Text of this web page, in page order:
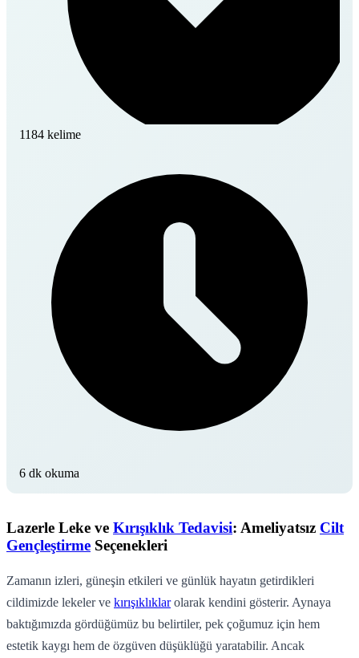
1184 kelime
6 dk okuma
Lazerle Leke ve Kırışıklık Tedavisi: Ameliyatsız Cilt
Gençleştirme Seçenekleri
Zamanın izleri, güneşin etkileri ve günlük hayatın getirdikleri
cildimizde lekeler ve kırışıklıklarolarak kendini gösterir. Aynaya
baktığımızda gördüğümüz bu belirtiler, pek çoğumuz için hem
estetik kaygı hem de özgüven düşüklüğü yaratabilir. Ancak